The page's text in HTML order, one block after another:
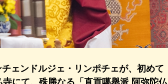
ェンドルジェ・リンポチェが、初めて